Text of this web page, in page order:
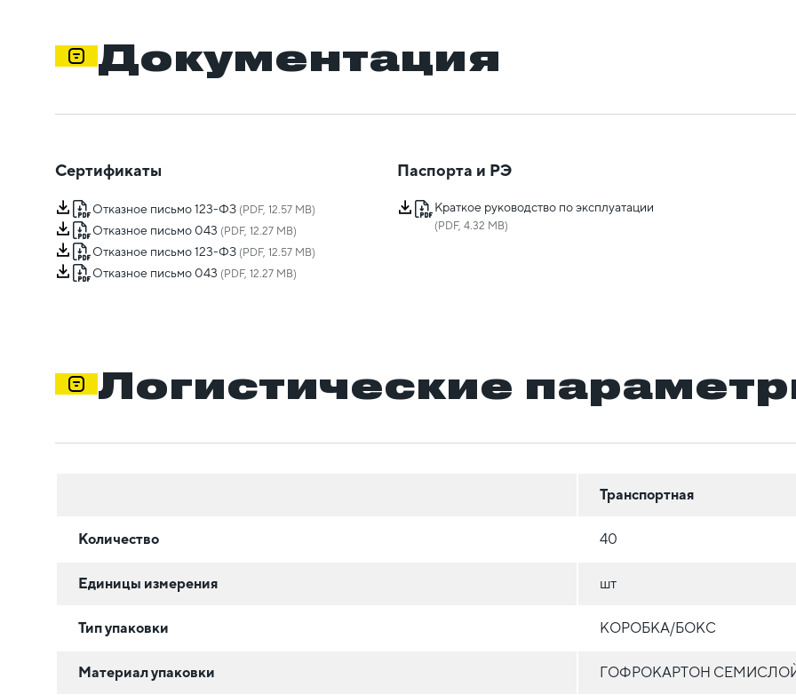
Документация
Сертификаты
Отказное письмо 123-ФЗ (PDF, 12.57 MB)
Отказное письмо 043 (PDF, 12.27 MB)
Отказное письмо 123-ФЗ (PDF, 12.57 MB)
Отказное письмо 043 (PDF, 12.27 MB)
Паспорта и РЭ
Краткое руководство по эксплуатации
(PDF, 4.32 MB)
Логистические
Транспортная
Количество 40
Единицы измерения шт
Тип упаковки КОРОБКА/БОКС
Материал упаковки ГОФРОКАРТОН